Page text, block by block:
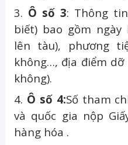
3. Ô số 3: Thông
biết) bao gồm
lên tàu), phương
không…, địa điểm dỡ
không).
4. Ô số 4:Số tham
và quốc gia nộp
hàng hóa .